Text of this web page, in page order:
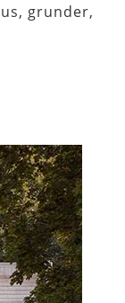
grunder,